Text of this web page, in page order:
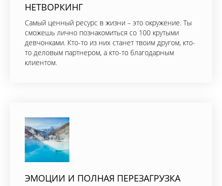
НЕТВОРКИНГ
Самый ценный ресурс в жизни – это окружение. Ты
сможешь лично познакомиться со 100 крутыми
девчонками. Кто-то из них станет твоим другом, кто-
то деловым партнером, а кто-то благодарным
клиентом.
ЭМОЦИИ И ПОЛНАЯ ПЕРЕЗАГРУЗКА